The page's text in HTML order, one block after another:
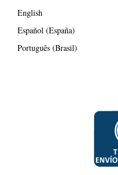
English
Español (España)
Português (Brasil)